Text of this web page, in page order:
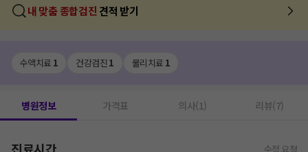
내 맞춤 종합검진 견적 받기
수액치료 1 건강검진 1 물리치료 1
병원정보 가격표 의사(1) 리뷰(7)
수정 요청